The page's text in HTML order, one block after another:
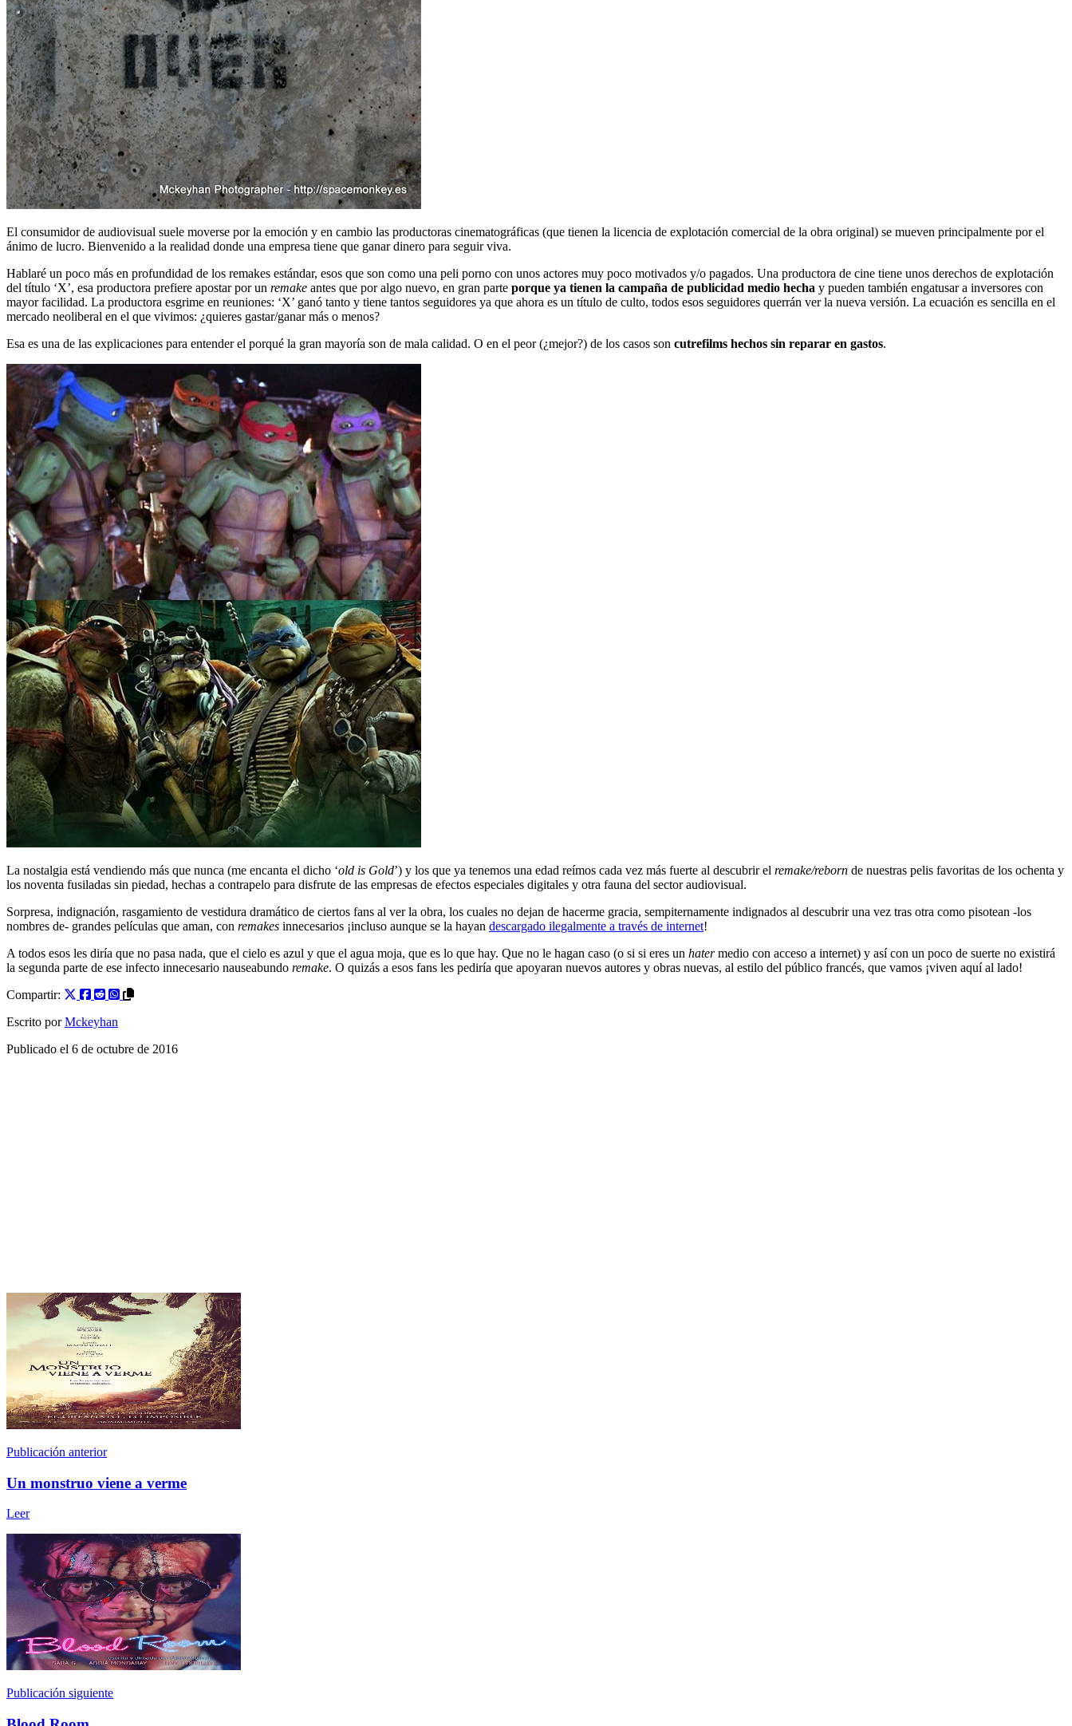
El consumidor de audiovisual suele moverse por la emoción y en cambio las productoras cinematográficas (que tienen la licencia de explotación comercial de la obra original) se mueven principalmente por el
ánimo de lucro. Bienvenido a la realidad donde una empresa tiene que ganar dinero para seguir viva.
Hablaré un poco más en profundidad de los remakes estándar, esos que son como una peli porno con unos actores muy poco motivados y/o pagados. Una productora de cine tiene unos derechos de explotación
del título ‘X’, esa productora prefiere apostar por un remake antes que por algo nuevo, en gran parte porque ya tienen la campaña de publicidad medio hecha y pueden también engatusar a inversores con
mayor facilidad. La productora esgrime en reuniones: ‘X’ ganó tanto y tiene tantos seguidores ya que ahora es un título de culto, todos esos seguidores querrán ver la nueva versión. La ecuación es sencilla en el
mercado neoliberal en el que vivimos: ¿quieres gastar/ganar más o menos?
Esa es una de las explicaciones para entender el porqué la gran mayoría son de mala calidad. O en el peor (¿mejor?) de los casos son cutrefilms hechos sin reparar en gastos.
La nostalgia está vendiendo más que nunca (me encanta el dicho ‘old is Gold’) y los que ya tenemos una edad reímos cada vez más fuerte al descubrir el remake/reborn de nuestras pelis favoritas de los ochenta y
los noventa fusiladas sin piedad, hechas a contrapelo para disfrute de las empresas de efectos especiales digitales y otra fauna del sector audiovisual.
Sorpresa, indignación, rasgamiento de vestidura dramático de ciertos fans al ver la obra, los cuales no dejan de hacerme gracia, sempiternamente indignados al descubrir una vez tras otra como pisotean -los
nombres de- grandes películas que aman, con remakes innecesarios ¡incluso aunque se la hayan descargado ilegalmente a través de internet!
A todos esos les diría que no pasa nada, que el cielo es azul y que el agua moja, que es lo que hay. Que no le hagan caso (o si si eres un hatermedio con acceso a internet) y así con un poco de suerte no existirá
la segunda parte de ese infecto innecesario nauseabundo remake. O quizás a esos fans les pediría que apoyaran nuevos autores y obras nuevas, al estilo del público francés, que vamos ¡viven aquí al lado!
Compartir:
Escrito por Mckeyhan
Publicado el 6 de octubre de 2016
Publicación anterior
Un monstruo viene a verme
Leer
Publicación siguiente